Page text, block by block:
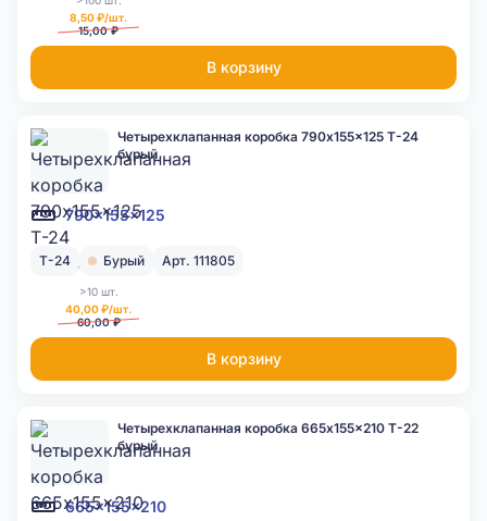
8,50 ₽/шт.
15,00 ₽
В корзину
790x155x125
Четырехклапанная коробка 790x155x125 Т-24
бурый
Т-24 Бурый Арт. 111805
>10 шт.
40,00 ₽/шт.
60,00 ₽
В корзину
665x155x210
Четырехклапанная коробка 665x155x210 Т-22
бурый